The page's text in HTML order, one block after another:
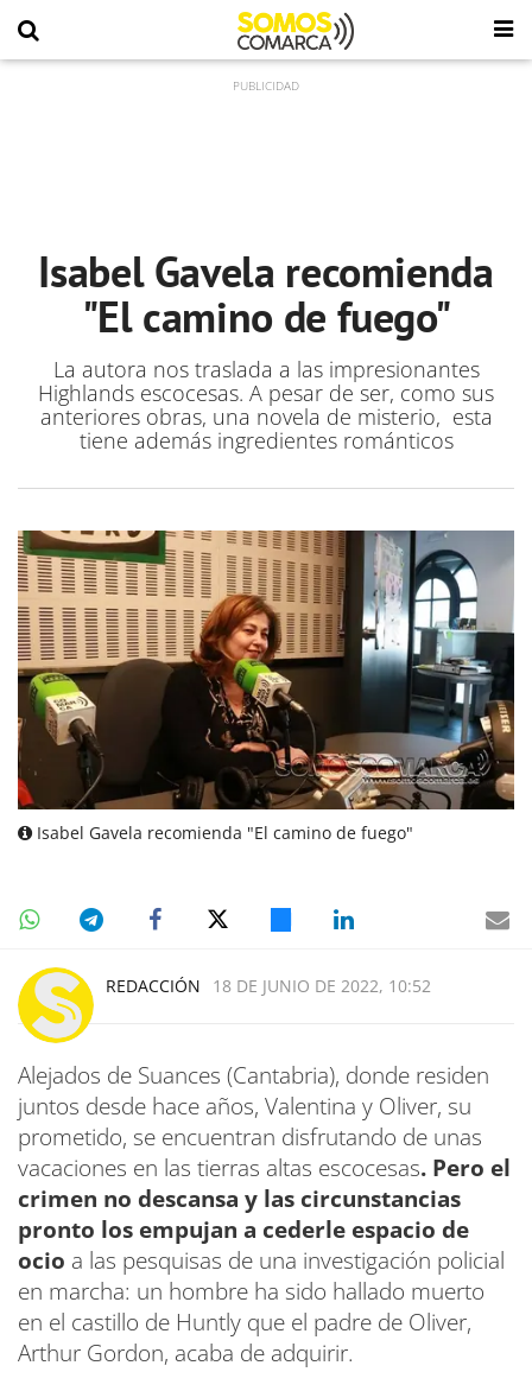
Isabel Gavela recomienda
"El camino de fuego"
La autora nos traslada a las impresionantes
Highlands escocesas. A pesar de ser, como sus
anteriores obras, una novela de misterio, esta
tiene además ingredientes románticos
Isabel Gavela recomienda "El camino de fuego"
REDACCIÓN 18 DE JUNIO DE 2022, 10:52
Alejados de Suances (Cantabria), donde residen
juntos desde hace años, Valentina y Oliver, su
prometido, se encuentran disfrutando de unas
vacaciones en las tierras altas escocesas. Pero el
crimen no descansa y las circunstancias
pronto los empujan a cederle espacio de
ocio a las pesquisas de una investigación policial
en marcha: un hombre ha sido hallado muerto
en el castillo de Huntly que el padre de Oliver,
Arthur Gordon, acaba de adquirir.